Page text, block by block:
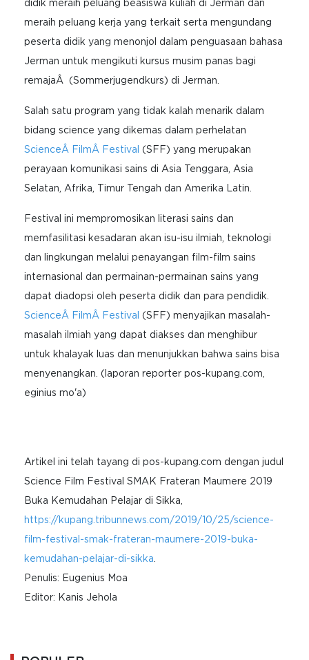
didik meraih peluang beasiswa kuliah di Jerman dan
meraih peluang kerja yang terkait serta mengundang
peserta didik yang menonjol dalam penguasaan bahasa
Jerman untuk mengikuti kursus musim panas bagi
remajaÂ (Sommerjugendkurs) di Jerman.
Salah satu program yang tidak kalah menarik dalam
bidang science yang dikemas dalam perhelatan
ScienceÂ FilmÂ Festival (SFF) yang merupakan
perayaan komunikasi sains di Asia Tenggara, Asia
Selatan, Afrika, Timur Tengah dan Amerika Latin.
Festival ini mempromosikan literasi sains dan
memfasilitasi kesadaran akan isu-isu ilmiah, teknologi
dan lingkungan melalui penayangan film-film sains
internasional dan permainan-permainan sains yang
dapat diadopsi oleh peserta didik dan para pendidik.
ScienceÂ FilmÂ Festival (SFF) menyajikan masalah-
masalah ilmiah yang dapat diakses dan menghibur
untuk khalayak luas dan menunjukkan bahwa sains bisa
menyenangkan. (laporan reporter pos-kupang.com,
eginius mo'a)
Artikel ini telah tayang di pos-kupang.com dengan judul
Science Film Festival SMAK Frateran Maumere 2019
Buka Kemudahan Pelajar di Sikka,
https://kupang.tribunnews.com/2019/10/25/science-
film-festival-smak-frateran-maumere-2019-buka-
kemudahan-pelajar-di-sikka.
Penulis: Eugenius Moa
Editor: Kanis Jehola